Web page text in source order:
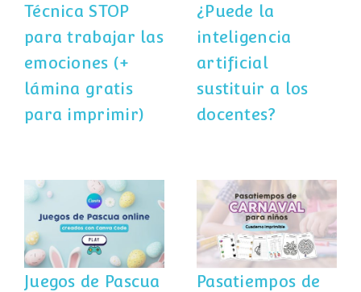
para imprimir)
Técnica STOP
para trabajar las
emociones (+
lámina gratis
para imprimir)
docentes?
¿Puede la
inteligencia
artificial
sustituir a los
docentes?
Juegos de Pascua
online para
niños (creados
con Canva Code)
Juegos de Pascua
Pasatiempos de
Carnaval para
Infantil y
Primaria
Pasatiempos de